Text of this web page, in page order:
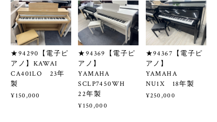
★94290【電子ピ
アノ】KAWAI
CA401LO 23年
製
¥150,000
★94369【電子ピ
アノ】
YAMAHA
SCLP7450WH
22年製
¥150,000
★94367【電子ピ
アノ】
YAMAHA
NU1X 18年製
¥250,000